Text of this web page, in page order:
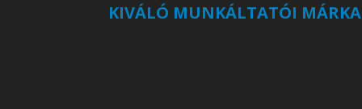
KIVÁLÓ MUNKÁLTATÓI MÁRKA